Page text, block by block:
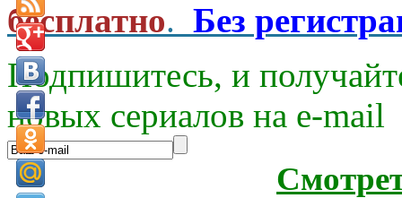
бесплатно. Без
Подпишитесь, и
новых сериалов на e-mаil